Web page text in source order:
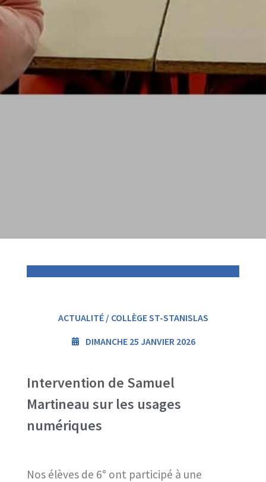
ACTUALITÉ / COLLÈGE ST-STANISLAS
DIMANCHE 25 JANVIER 2026
Intervention de Samuel
Martineau sur les usages
numériques
Nos élèves de 6° ont participé à une